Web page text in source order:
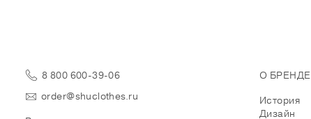
8 800 600-39-06
order@shuclothes.ru
О БРЕНДЕ
История
Дизайн